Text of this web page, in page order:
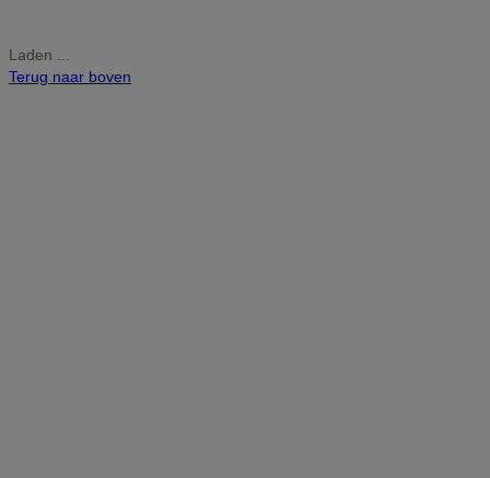
Laden ...
Terug naar boven